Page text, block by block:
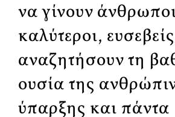
να γίνουν
καλύτεροι,
αναζητήσουν τη
ουσία της
ύπαρξης και πάντα